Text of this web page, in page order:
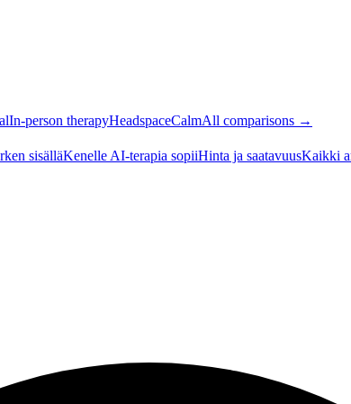
In-person therapyHeadspaceCalmAll comparisons →
sisälläKenelle AI-terapia sopiiHinta ja saatavuusKaikki